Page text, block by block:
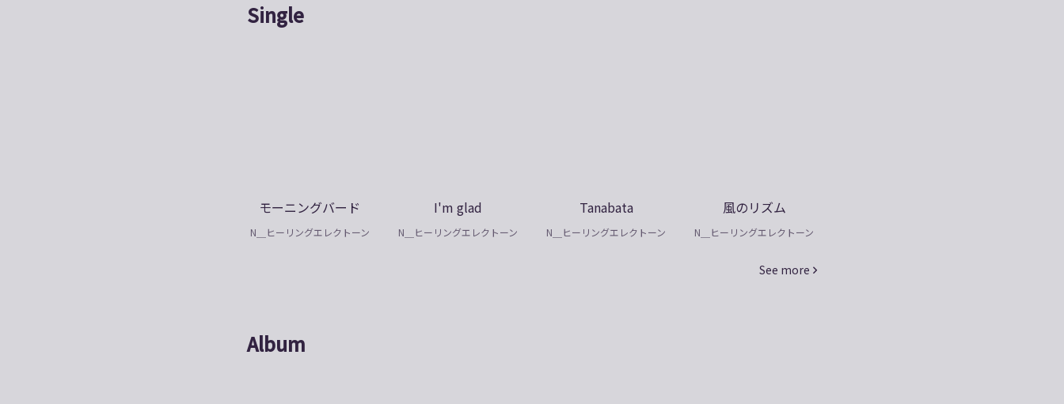
Single
モーニングバード
N＿ヒーリングエレクトーン
I'm glad
N＿ヒーリングエレクトーン
Tanabata
N＿ヒーリングエレクトーン
風のリズム
N＿ヒーリングエレクトーン
See more
Album